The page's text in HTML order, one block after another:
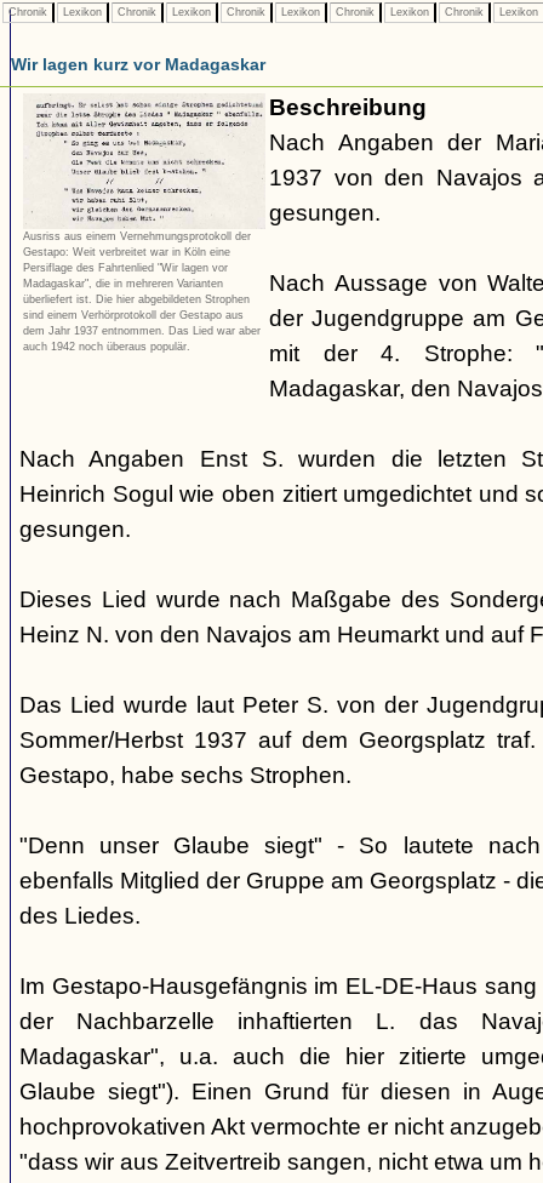
Chronik Lexikon Chronik Lexikon Chronik Lexikon Chronik Lexikon Chronik Lexikon
Wir lagen kurz vor Madagaskar
Ausriss aus einem Vernehmungsprotokoll der
Gestapo: Weit verbreitet war in Köln eine
Persiflage des Fahrtenlied "Wir lagen vor
Madagaskar", die in mehreren Varianten
überliefert ist. Die hier abgebildeten Strophen
sind einem Verhörprotokoll der Gestapo aus
dem Jahr 1937 entnommen. Das Lied war aber
auch 1942 noch überaus populär.
Beschreibung
Nach Angaben der
1937 von den Navajos
gesungen.
Nach Aussage von
der Jugendgruppe am
mit der 4. Strophe:
Madagaskar, den
Nach Angaben Enst S. wurden die letzten
Heinrich Sogul wie oben zitiert umgedichtet und
gesungen.
Dieses Lied wurde nach Maßgabe des
Heinz N. von den Navajos am Heumarkt und auf
Das Lied wurde laut Peter S. von der
Sommer/Herbst 1937 auf dem Georgsplatz
Gestapo, habe sechs Strophen.
"Denn unser Glaube siegt" - So lautete
ebenfalls Mitglied der Gruppe am Georgsplatz -
des Liedes.
Im Gestapo-Hausgefängnis im EL-DE-Haus
der Nachbarzelle inhaftierten L. das
Madagaskar", u.a. auch die hier zitierte
Glaube siegt"). Einen Grund für diesen in
hochprovokativen Akt vermochte er nicht
"dass wir aus Zeitvertreib sangen, nicht etwa um